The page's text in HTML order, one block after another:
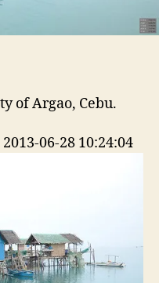
of Argao, Cebu.
06-28 10:24:04